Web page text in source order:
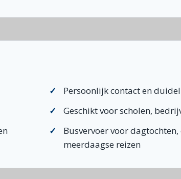
Persoonlijk contact en
Geschikt voor scholen,
Busvervoer voor dagtochten,
meerdaagse reizen